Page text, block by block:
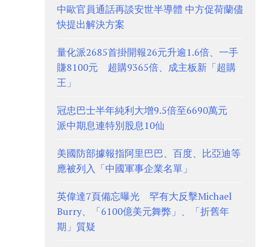
中歐官員通話再談安世半導體 中方促荷蘭儘
快提出解決方案
量化派2685首掛開報26元升逾1.6倍、一手
賺8100元 超購9365倍、成主板新「超購
王」
冠忠巴士半年純利大增9.5倍至6690萬元
派中期息連特別股息10仙
美國防部據報指阿里巴巴、百度、比亞迪等
應被列入「中國軍事企業名單」
英偉達7頁備忘曝光 罕有大反擊Michael
Burry、「6100億美元舞弊」、「折舊年
期」質疑